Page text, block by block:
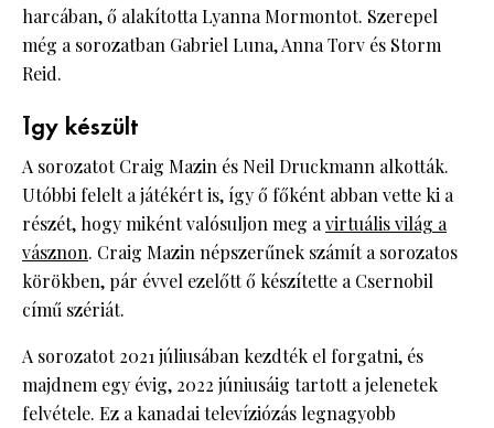
harcában, ő alakította Lyanna Mormontot. Szerepel
még a sorozatban Gabriel Luna, Anna Torv és Storm
Reid.
Így készült
A sorozatot Craig Mazin és Neil Druckmann alkották.
Utóbbi felelt a játékért is, így ő főként abban vette ki a
részét, hogy miként valósuljon meg a virtuális világ a
vásznon. Craig Mazin népszerűnek számít a sorozatos
körökben, pár évvel ezelőtt ő készítette a Csernobil
című szériát.
A sorozatot 2021 júliusában kezdték el forgatni, és
majdnem egy évig, 2022 júniusáig tartott a jelenetek
felvétele. Ez a kanadai televíziózás legnagyobb